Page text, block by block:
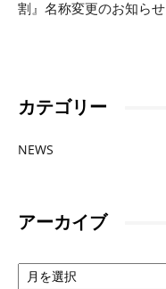
割』名称変更のお知らせ
カテゴリー
NEWS
アーカイブ
ア
ー